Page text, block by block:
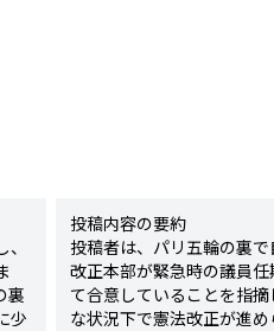
裏
少
投稿内容の要約
投稿者は、パリ五輪の裏
改正本部が緊急時の議員
て合意していることを指
な状況下で憲法改正が進